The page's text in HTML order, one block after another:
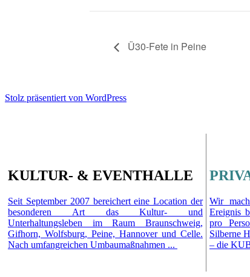
Ü30-Fete in Peine
Stolz präsentiert von WordPress
KULTUR- & EVENTHALLE
Seit September 2007 bereichert eine Location der
besonderen Art das Kultur- und
Unterhaltungsleben im Raum Braunschweig,
Gifhorn, Wolfsburg, Peine, Hannover und Celle.
Nach umfangreichen Umbaumaßnahmen ...
Wir
Ereignis
pro
Silberne
– die